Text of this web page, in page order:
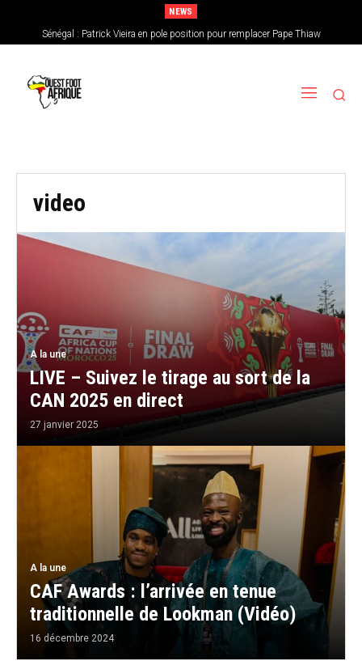
NEWS
Sénégal : Patrick Vieira en pole position pour remplacer Pape Thiaw
video
A la une
LIVE – Suivez le tirage au sort de la
CAN 2025 en direct
27 janvier 2025
A la une
CAF Awards : l’arrivée en tenue
traditionnelle de Lookman (Vidéo)
16 décembre 2024